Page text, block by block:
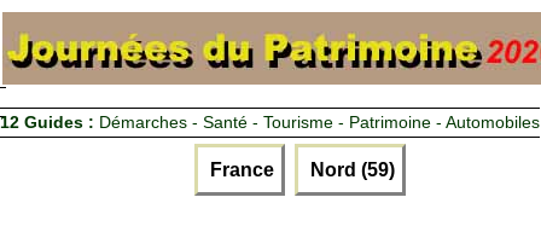
12 Guides : Démarches - Santé - Tourisme - Patrimoine - Automobiles
France Nord (59)